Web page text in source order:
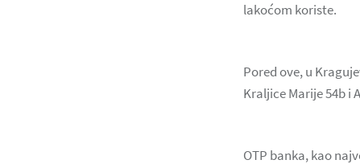
lakoćom koriste.
Pored ove, u
Kraljice Marije 54b i
OTP banka, kao